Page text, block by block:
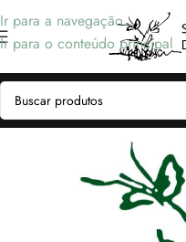
Ir para a navegação
Ir para o conteúdo principal